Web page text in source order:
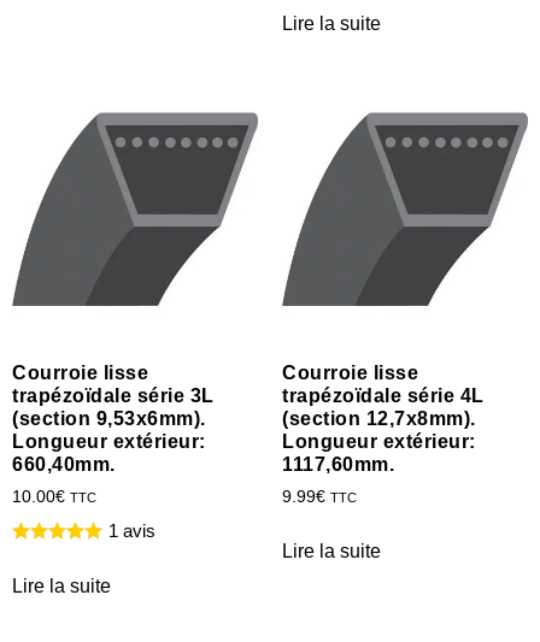
Lire la suite
Courroie lisse
trapézoïdale série 3L
(section 9,53x6mm).
Longueur extérieur:
660,40mm.
10.00€ TTC
1 avis
Lire la suite
Courroie lisse
trapézoïdale série 4L
(section 12,7x8mm).
Longueur extérieur:
1117,60mm.
9.99€ TTC
Lire la suite